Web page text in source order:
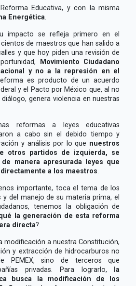
Educativa, y con la misma
Energética
impacto se refleja primero en el
de maestros que han salido a
y que hoy piden una revisión de
Movimiento Ciudadano
y no a la represión en el
es producto de un acuerdo
y el Pacto por México que, al no
genera violencia en nuestras
reformas a leyes educativas
a cabo sin el debido tiempo y
y análisis por lo que nuestros
otros partidos de izquierda, se
manera apresurada leyes que
a los maestros
importante, toca el tema de los
y del manejo de su materia prima, el
tenemos la obligación de
la generación de esta reforma
directa?.
modificación a nuestra Constitución,
y extracción de hidrocarburos no
PEMEX, sino de terceros que
privadas. Para lograrlo, la
busca la modificación de los